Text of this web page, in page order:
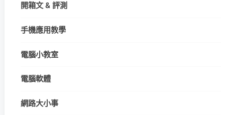
開箱文 & 評測
手機應用教學
電腦小教室
電腦軟體
網路大小事